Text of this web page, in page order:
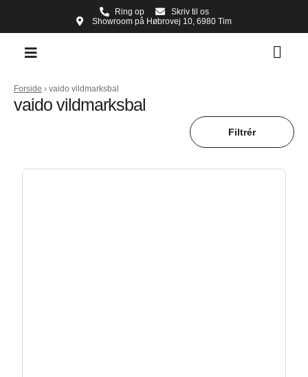
Ring op
Skriv til os
Showroom på Høbrovej 10, 6980 Tim
Forside › vaido vildmarksbal
vaido vildmarksbal
Filtrér